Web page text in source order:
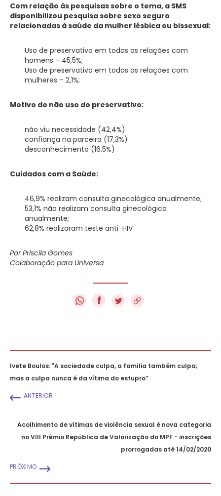
Com relação às pesquisas sobre o tema, a SMS
disponibilizou pesquisa sobre sexo seguro
relacionadas à saúde da mulher lésbica ou bissexual:
Uso de preservativo em todas as relações com
homens – 45,5%;
Uso de preservativo em todas as relações com
mulheres – 2,1%;
Motivo do não uso do preservativo:
não viu necessidade (42,4%)
confiança na parceira (17,3%)
desconhecimento (16,5%)
Cuidados com a Saúde:
46,9% realizam consulta ginecológica anualmente;
53,1% não realizam consulta ginecológica
anualmente;
62,8% realizaram teste anti-HIV
Por Priscila Gomes
Colaboração para Universa
f
Ivete Boulos: "A sociedade culpa, a família também culpa;
mas a culpa nunca é da vítima do estupro”
ANTERIOR
Acolhimento de vítimas de violência sexual é nova categoria
no VIII Prêmio República de Valorização do MPF - inscrições
prorrogadas até 14/02/2020
PRÓXIMO